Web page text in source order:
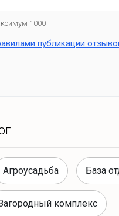
1000
публикации
Агроусадьба База
комплекс